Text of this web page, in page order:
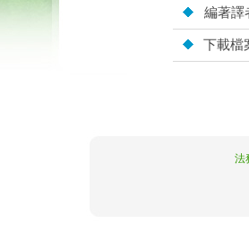
編著譯
下載檔
法